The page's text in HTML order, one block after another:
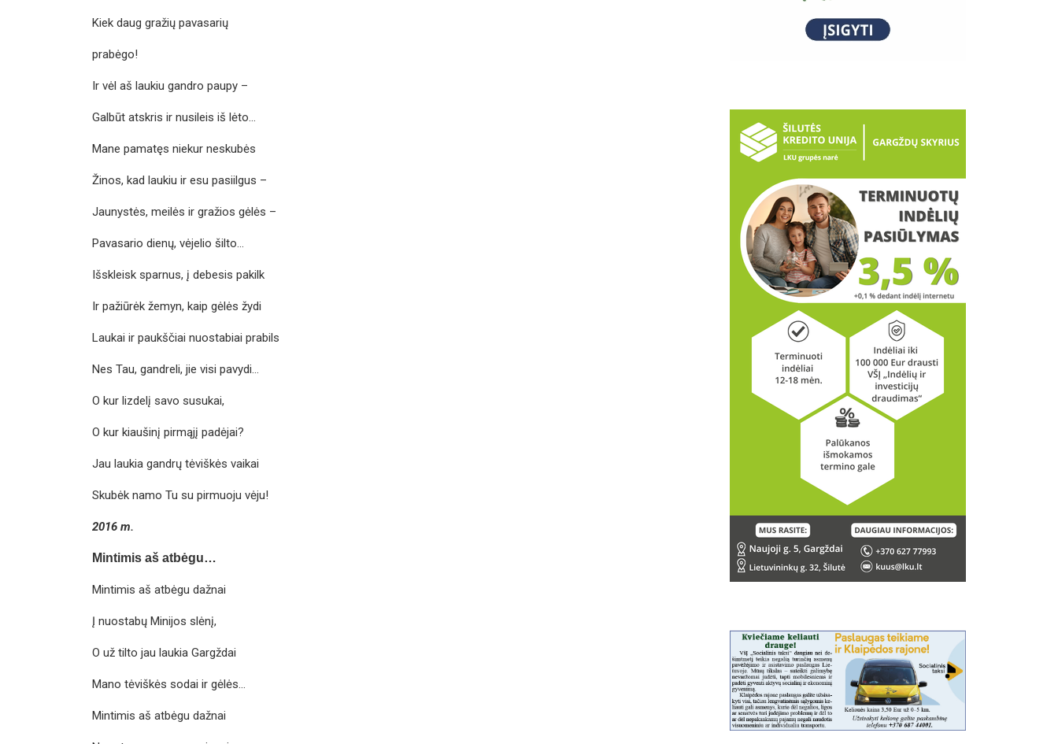
Kiek daug gražių pavasarių
prabėgo!
Ir vėl aš laukiu gandro paupy –
Galbūt atskris ir nusileis iš lėto…
Mane pamatęs niekur neskubės
Žinos, kad laukiu ir esu pasiilgus –
Jaunystės, meilės ir gražios gėlės –
Pavasario dienų, vėjelio šilto…
Išskleisk sparnus, į debesis pakilk
Ir pažiūrėk žemyn, kaip gėlės žydi
Laukai ir paukščiai nuostabiai prabils
Nes Tau, gandreli, jie visi pavydi…
O kur lizdelį savo susukai,
O kur kiaušinį pirmąjį padėjai?
Jau laukia gandrų tėviškės vaikai
Skubėk namo Tu su pirmuoju vėju!
2016 m.
Mintimis aš atbėgu…
Mintimis aš atbėgu dažnai
Į nuostabų Minijos slėnį,
O už tilto jau laukia Gargždai
Mano tėviškės sodai ir gėlės…
Mintimis aš atbėgu dažnai